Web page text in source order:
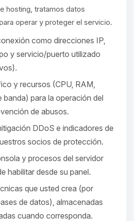
hosting, tratamos datos
operar y proteger el servicio.
como direcciones IP,
y servicio/puerto utilizado
y recursos (CPU, RAM,
banda) para la operación del
de abusos.
DDoS e indicadores de
socios de protección.
y procesos del servidor
habilitar desde su panel.
que usted crea (por
de datos), almacenadas
cuando corresponda.
BoxToPlay. Cuentame
y moveré mis